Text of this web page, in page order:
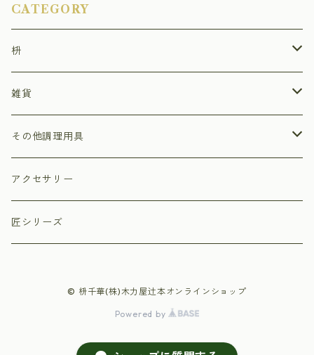
CATEGORY
枡
ひのき枡
杉枡
デザイン枡
福枡
プリザーブドフラワーアレンジ枡
雑貨
ストラップ
小物入れ
ペン立て
その他調理用具
まな板
押しずし型
アクセサリー
匠シリーズ
© 枡千華(株)木力屋辻本オンラインショップ
Powered by